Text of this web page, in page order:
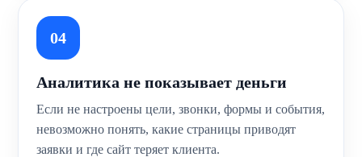
04
Аналитика не показывает деньги
Если не настроены цели, звонки, формы и события,
невозможно понять, какие страницы приводят
заявки и где сайт теряет клиента.